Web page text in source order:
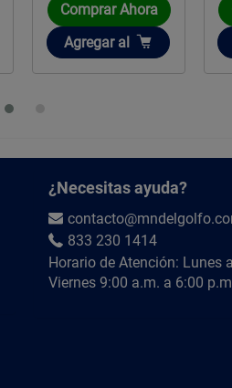
Comprar Ahora
Añadir
Agregar al
¿Necesitas ayuda?
833 230 1414
Horario de Atención: Lunes a
Viernes 9:00 a.m. a 6:00